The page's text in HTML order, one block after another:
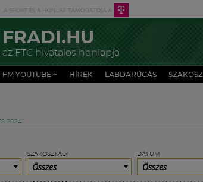
FRADI.HU
az FTC hivatalos honlapja
FM YOUTUBE + HÍREK LABDARÚGÁS
2024
SZAKOSZTÁLY
Összes
DÁTUM
Összes